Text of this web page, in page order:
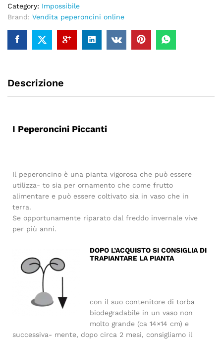
Category: Impossibile
Brand: Vendita peperoncini online
Descrizione
I Peperoncini Piccanti
Il peperoncino è una pianta vigorosa che può essere
utilizza- to sia per ornamento che come frutto
alimentare e può essere coltivato sia in vaso che in
terra.
Se opportunamente riparato dal freddo invernale vive
per più anni.
DOPO L’ACQUISTO SI CONSIGLIA DI
TRAPIANTARE LA PIANTA
con il suo contenitore di torba
biodegradabile in un vaso non
molto grande (ca 14×14 cm) e
successiva- mente, dopo circa 2 mesi, consigliamo il